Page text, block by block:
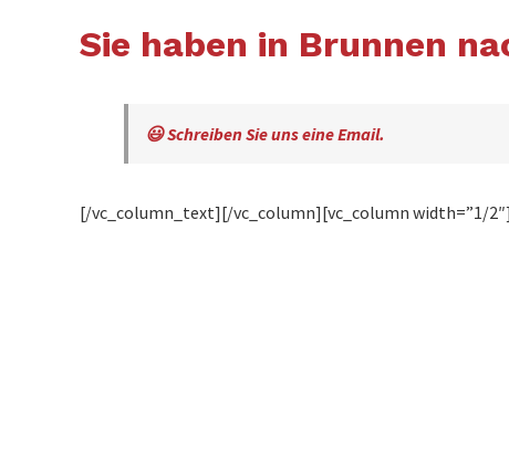
Sie haben in Brunnen
😃 Schreiben Sie uns eine Email.
[/vc_column_text][/vc_column][vc_column width=”1/